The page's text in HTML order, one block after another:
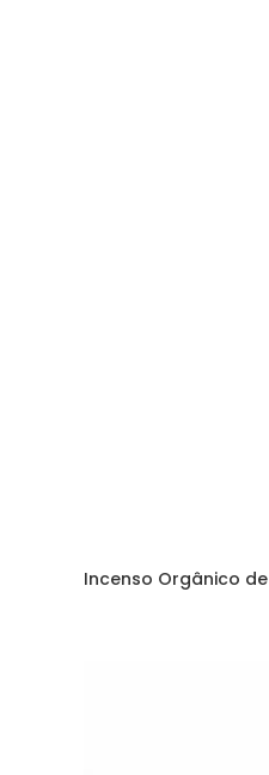
Incenso Orgânico